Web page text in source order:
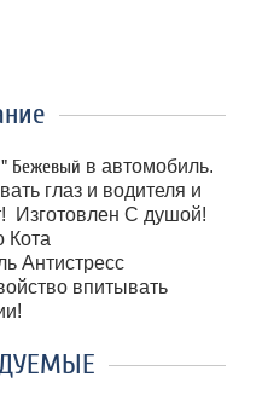
Бежевый в автомобиль.
глаз и водителя и
Изготовлен С душой!
Кота
Антистресс
впитывать